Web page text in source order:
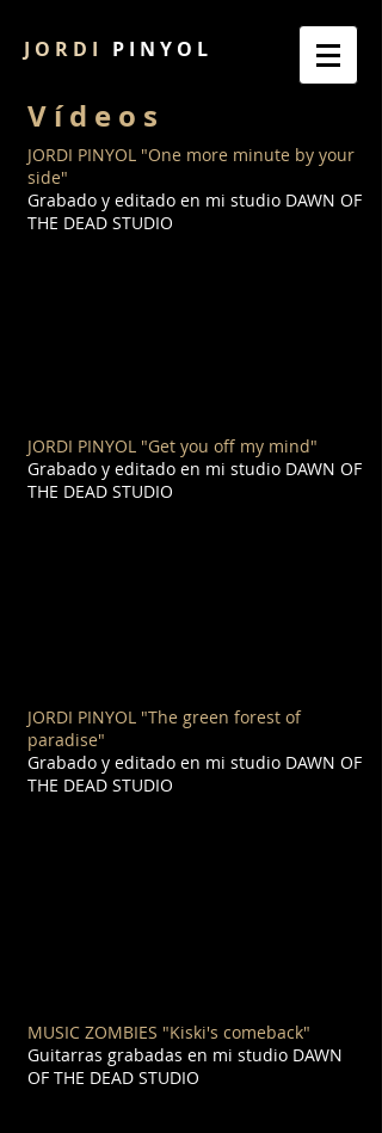
J O R D I P I N Y O L
V í d e o s
JORDI PINYOL "One more minute by your
side"
Grabado y editado en mi studio DAWN OF
THE DEAD STUDIO
JORDI PINYOL "Get you off my mind"
Grabado y editado en mi studio DAWN OF
THE DEAD STUDIO
JORDI PINYOL "The green forest of
paradise"
Grabado y editado en mi studio DAWN OF
THE DEAD STUDIO
MUSIC ZOMBIES "Kiski's comeback"
Guitarras grabadas en mi studio DAWN
OF THE DEAD STUDIO